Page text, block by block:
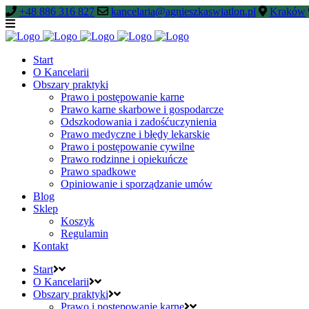
+48 886 316 827 kancelaria@agnieszkaswiatlon.pl Kraków
Start
O Kancelarii
Obszary praktyki
Prawo i postępowanie karne
Prawo karne skarbowe i gospodarcze
Odszkodowania i zadośćuczynienia
Prawo medyczne i błędy lekarskie
Prawo i postępowanie cywilne
Prawo rodzinne i opiekuńcze
Prawo spadkowe
Opiniowanie i sporządzanie umów
Blog
Sklep
Koszyk
Regulamin
Kontakt
Start
O Kancelarii
Obszary praktyki
Prawo i postępowanie karne